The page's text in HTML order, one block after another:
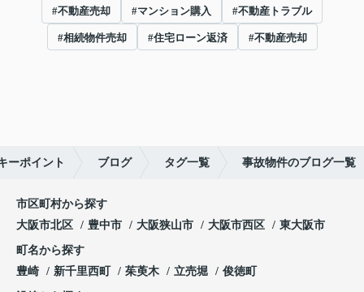
#不動産売却 #マンション購入 #不動産トラブル
#相続物件売却 #住宅ローン返済 #不動産売却
ーポイント ブログ タグ一覧 事故物件のブログ一覧
市区町村から探す
大阪市北区
豊中市 大阪狭山市 大阪市西区 東大阪市
町名から探す
豊崎
新千里西町 茱萸木 立売堀 俊徳町